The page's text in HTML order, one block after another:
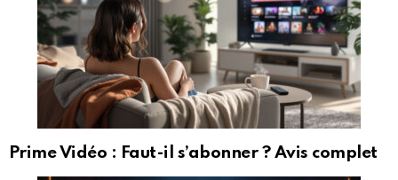
Prime Vidéo : Faut-il s’abonner ? Avis complet